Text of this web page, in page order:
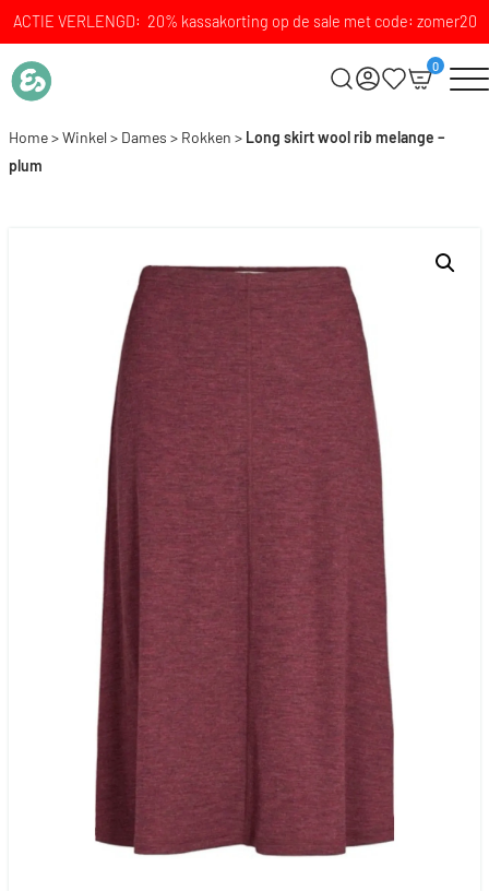
ACTIE VERLENGD: 20% kassakorting op de sale met code: zomer20
0
Home>Winkel> Dames > Rokken > Long skirt wool rib melange –
plum